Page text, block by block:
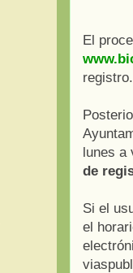
El
registro.
lunes a
de
Si el
el